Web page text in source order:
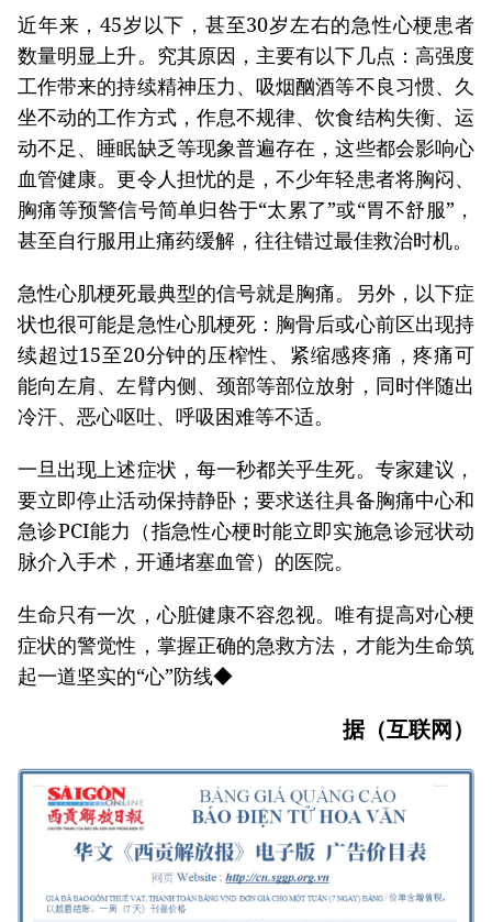
近年来，45岁以下，甚至30岁左右的急性心梗患者
数量明显上升。究其原因，主要有以下几点：高强度
工作带来的持续精神压力、吸烟酗酒等不良习惯、久
坐不动的工作方式，作息不规律、饮食结构失衡、运
动不足、睡眠缺乏等现象普遍存在，这些都会影响心
血管健康。更令人担忧的是，不少年轻患者将胸闷、
胸痛等预警信号简单归咎于“太累了”或“胃不舒服”，
甚至自行服用止痛药缓解，往往错过最佳救治时机。
急性心肌梗死最典型的信号就是胸痛。另外，以下症
状也很可能是急性心肌梗死：胸骨后或心前区出现持
续超过15至20分钟的压榨性、紧缩感疼痛，疼痛可
能向左肩、左臂内侧、颈部等部位放射，同时伴随出
冷汗、恶心呕吐、呼吸困难等不适。
一旦出现上述症状，每一秒都关乎生死。专家建议，
要立即停止活动保持静卧；要求送往具备胸痛中心和
急诊PCI能力（指急性心梗时能立即实施急诊冠状动
脉介入手术，开通堵塞血管）的医院。
生命只有一次，心脏健康不容忽视。唯有提高对心梗
症状的警觉性，掌握正确的急救方法，才能为生命筑
起一道坚实的“心”防线◆
据（互联网）